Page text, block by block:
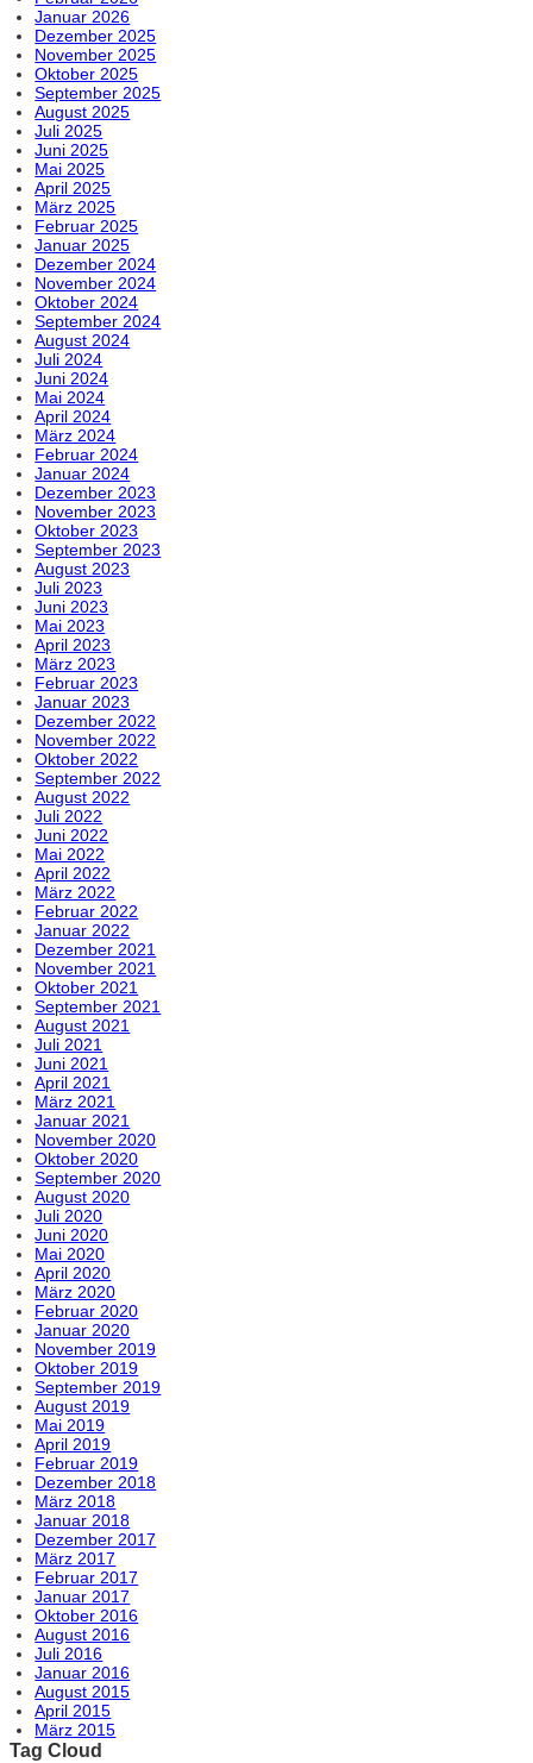
Januar 2026
Dezember 2025
November 2025
Oktober 2025
September 2025
August 2025
Juli 2025
Juni 2025
Mai 2025
April 2025
März 2025
Februar 2025
Januar 2025
Dezember 2024
November 2024
Oktober 2024
September 2024
August 2024
Juli 2024
Juni 2024
Mai 2024
April 2024
März 2024
Februar 2024
Januar 2024
Dezember 2023
November 2023
Oktober 2023
September 2023
August 2023
Juli 2023
Juni 2023
Mai 2023
April 2023
März 2023
Februar 2023
Januar 2023
Dezember 2022
November 2022
Oktober 2022
September 2022
August 2022
Juli 2022
Juni 2022
Mai 2022
April 2022
März 2022
Februar 2022
Januar 2022
Dezember 2021
November 2021
Oktober 2021
September 2021
August 2021
Juli 2021
Juni 2021
April 2021
März 2021
Januar 2021
November 2020
Oktober 2020
September 2020
August 2020
Juli 2020
Juni 2020
Mai 2020
April 2020
März 2020
Februar 2020
Januar 2020
November 2019
Oktober 2019
September 2019
August 2019
Mai 2019
April 2019
Februar 2019
Dezember 2018
März 2018
Januar 2018
Dezember 2017
März 2017
Februar 2017
Januar 2017
Oktober 2016
August 2016
Juli 2016
Januar 2016
August 2015
April 2015
März 2015
Tag Cloud